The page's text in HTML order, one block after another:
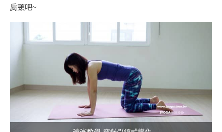
肩頸吧~